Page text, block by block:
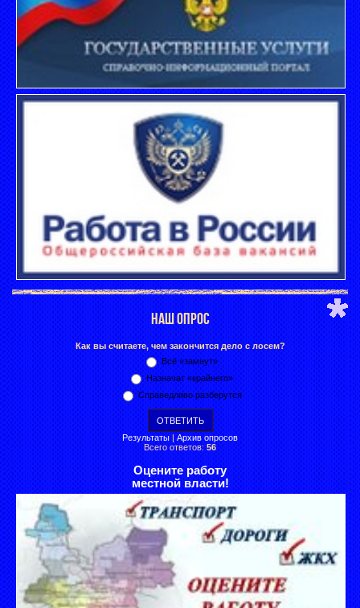
НАШ ОПРОС
Как вы считаете, чем закончится дело с лосем?
Всё «замнут»
Назначат «крайнего»
Справедливо разберутся
Результаты | Архив опросов
Всего ответов: 56
Оцените работу
местной власти!